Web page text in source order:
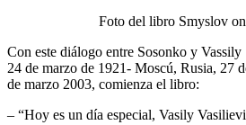
Foto del libro Smyslov
Con este diálogo entre Sosonko y
24 de marzo de 1921- Moscú, Rusia, 27
de marzo 2003, comienza el libro:
– “Hoy es un día especial, Vasily